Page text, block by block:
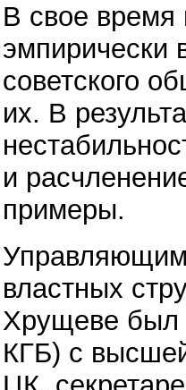
В свое время
эмпирически
советского
их. В
и
примеры.
властных
Хрущеве был
КГБ) с